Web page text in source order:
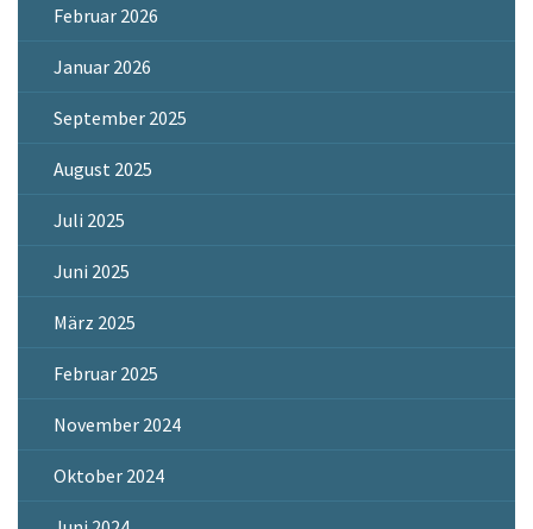
Februar 2026
Januar 2026
September 2025
August 2025
Juli 2025
Juni 2025
März 2025
Februar 2025
November 2024
Oktober 2024